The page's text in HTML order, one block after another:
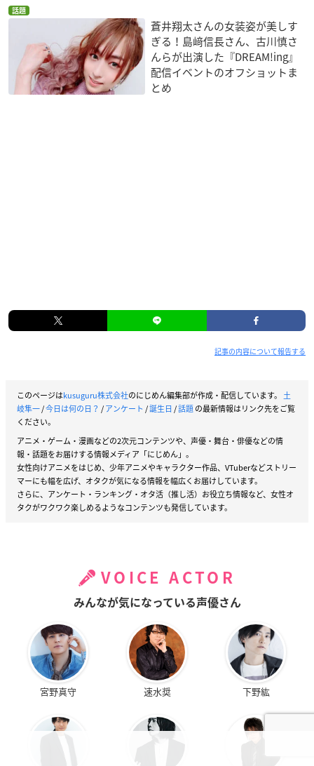
話題
蒼井翔太さんの女装姿が美しす
ぎる！島﨑信長さん、古川慎さ
んらが出演した『DREAM!ing』
配信イベントのオフショットま
とめ
記事の内容について報告する
このページはkusuguru株式会社のにじめん編集部が作成・配信しています。 土
岐隼一/今日は何の日？ /アンケート /誕生日/話題の最新情報はリンク先をご覧
ください。
アニメ・ゲーム・漫画などの2次元コンテンツや、声優・舞台・俳優などの情
報・話題をお届けする情報メディア「にじめん」。
女性向けアニメをはじめ、少年アニメやキャラクター作品、VTuberなどストリー
マーにも幅を広げ、オタクが気になる情報を幅広くお届けしています。
さらに、アンケート・ランキング・オタ活（推し活）お役立ち情報など、女性オ
タクがワクワク楽しめるようなコンテンツも発信しています。
VOICE ACTOR
みんなが気になっている声優さん
宮野真守 速水奨 下野紘